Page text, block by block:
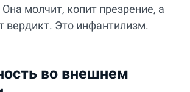
Она молчит, копит презрение, а
вердикт. Это инфантилизм.
во внешнем